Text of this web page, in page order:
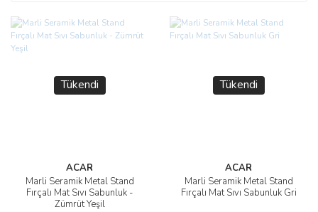
Tükendi
ACAR
Marli Seramik Metal Stand
Fırçalı Mat Sıvı Sabunluk -
Zümrüt Yeşil
Tükendi
ACAR
Marli Seramik Metal Stand
Fırçalı Mat Sıvı Sabunluk Gri